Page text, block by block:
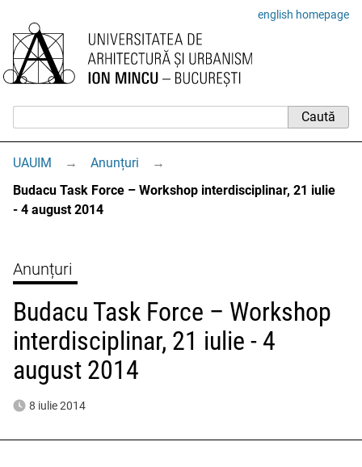
english homepage
UAUIM → Anunțuri
→
Budacu Task Force – Workshop interdisciplinar, 21 iulie
- 4 august 2014
Anunțuri
Budacu Task Force – Workshop
interdisciplinar, 21 iulie - 4
august 2014
8 iulie 2014